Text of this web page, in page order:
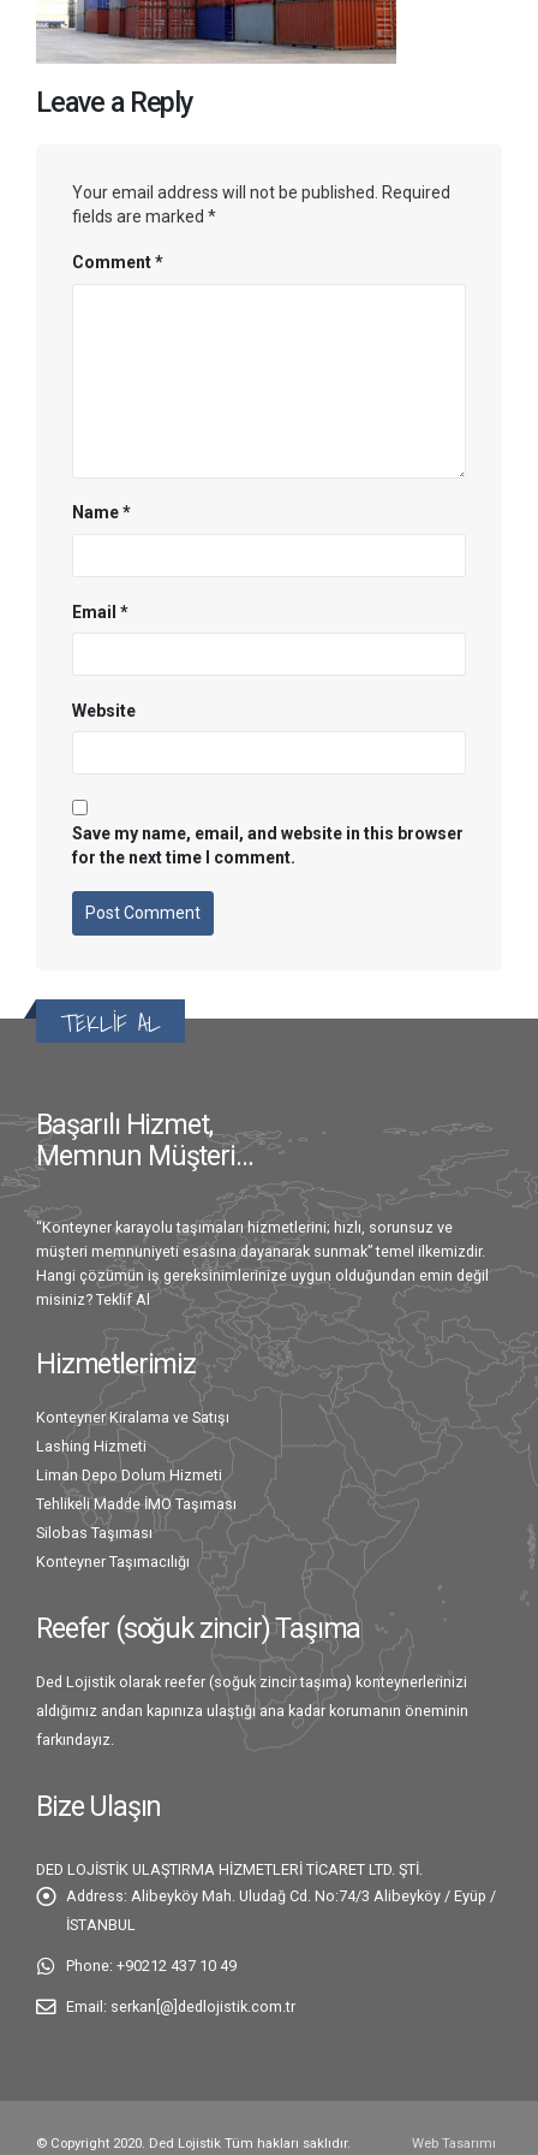
Leave a Reply
Your email address will not be published.
Required
fields are marked *
Comment*
Name*
Email *
Website
Save my name, email, and website in this browser
for the next time I comment.
TEKLİF AL
Başarılı Hizmet,
Memnun Müşteri…
“Konteyner karayolu taşımaları hizmetlerini; hızlı, sorunsuz ve
müşteri memnuniyeti esasına dayanarak sunmak” temel ilkemizdir.
Hangi çözümün iş gereksinimlerinize uygun olduğundan emin değil
misiniz? Teklif Al
Hizmetlerimiz
Konteyner Kiralama ve Satışı
Lashing Hizmeti
Liman Depo Dolum Hizmeti
Tehlikeli Madde İMO Taşıması
Silobas Taşıması
Konteyner Taşımacılığı
Reefer (soğuk zincir) Taşıma
Ded Lojistik olarak reefer (soğuk zincir taşıma) konteynerlerinizi
aldığımız andan kapınıza ulaştığı ana kadar korumanın öneminin
farkındayız.
Bize Ulaşın
DED LOJİSTİK ULAŞTIRMA HİZMETLERİ TİCARET LTD. ŞTİ.
Address: Alibeyköy Mah. Uludağ Cd. No:74/3 Alibeyköy / Eyüp /
İSTANBUL
Phone: +90212 437 10 49
Email: serkan[@]dedlojistik.com.tr
© Copyright 2020. Ded Lojistik Tüm hakları saklıdır. Web Tasarımı